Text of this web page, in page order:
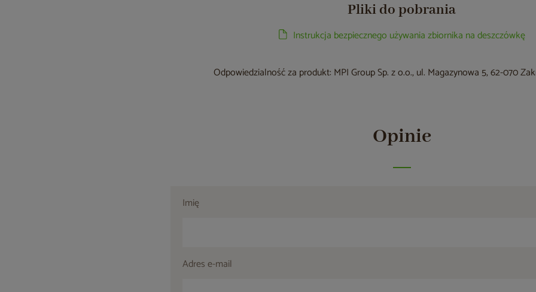
Pliki do pobrania
Instrukcja bezpiecznego używania zbiornika na deszczówkę
Odpowiedzialność za produkt: MPI Group Sp. z o.o., ul. Magazynowa 5, 62-070
Opinie
Imię
Adres e-mail